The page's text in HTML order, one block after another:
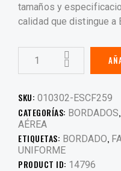
tamaños y
calidad que distingue a
SKU: 010302-ESCF259
CATEGORÍAS: BORDADOS,
AÉREA
ETIQUETAS: BORDADO,
UNIFORME
PRODUCT ID: 14796